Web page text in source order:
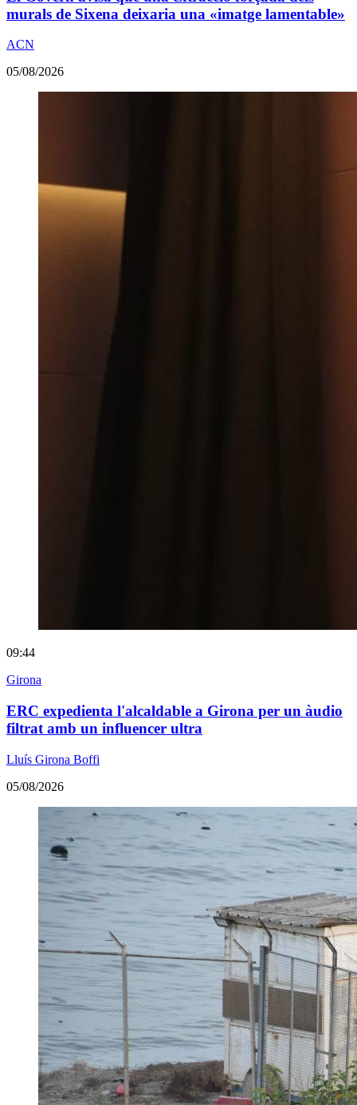
murals de Sixena deixaria una «imatge lamentable»
ACN
05/08/2026
09:44
Girona
ERC expedienta l'alcaldable a Girona per un àudio
filtrat amb un influencer ultra
Lluís Girona Boffi
05/08/2026